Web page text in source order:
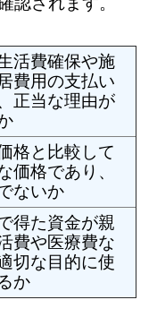
活費確保や施
費用の支払い
正当な理由が
格と比較して
価格であり、
ないか
得た資金が親
費や医療費な
切な目的に使
か